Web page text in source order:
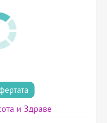
и Здраве